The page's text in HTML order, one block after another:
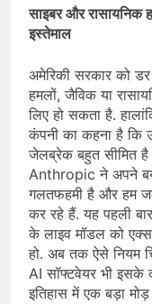
साइबर और रासायनिक
इस्तेमाल
अमेरिकी सरकार को
हमलों, जैविक या
लिए हो सकता है.
कंपनी का कहना है कि
जेलब्रेक बहुत सीमित है
Anthropic ने अपने
गलतफहमी है और हम
कर रहे हैं. यह पहली
के लाइव मॉडल को
हो. अब तक ऐसे नियम
AI सॉफ्टवेयर भी इसके
इतिहास में एक बड़ा मोड़